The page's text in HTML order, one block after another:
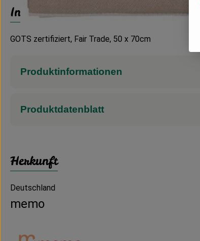
Info
GOTS zertifiziert, Fair Trade, 50 x 70cm
Produktinformationen
Produktdatenblatt
Herkunft
Deutschland
memo